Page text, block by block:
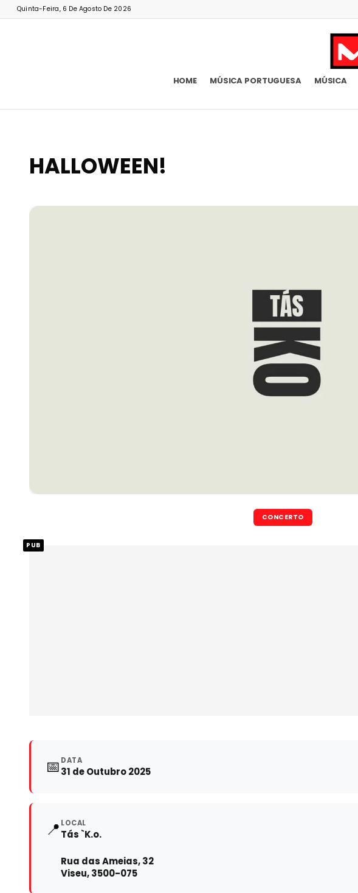
Quinta-Feira, 6 De Agosto De 2026
HOME MÚSICA PORTUGUESA MÚSICA
HALLOWEEN!
CONCERTO
PUB
📅 DATA
31 de Outubro 2025
📍 LOCAL
Tás `K.o.
Rua das Ameias, 32
Viseu, 3500-075